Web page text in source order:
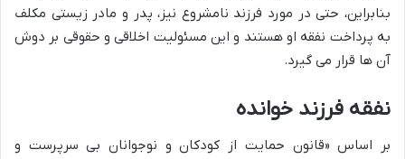
بنابراین، حتی در مورد فرزند نامشروع نیز، پدر و مادر زیستی مکلف
به پرداخت نفقه او هستند و این مسئولیت اخلاقی و حقوقی بر دوش
آن ها قرار می گیرد.
نفقه فرزند خوانده
بر اساس «قانون حمایت از کودکان و نوجوانان بی سرپرست و